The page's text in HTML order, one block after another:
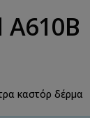
καστόρ δέρμα